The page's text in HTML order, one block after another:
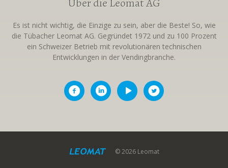
Über die Leomat AG
Es ist nicht wichtig, die Einzige zu sein, aber die Beste! So, wie
die Tübacher Leomat AG. Gegründet 1972 und zu 100 Prozent
ein Schweizer Betrieb mit revolutionären technischen
Entwicklungen in der Vendingbranche.
© 2026 Leomat